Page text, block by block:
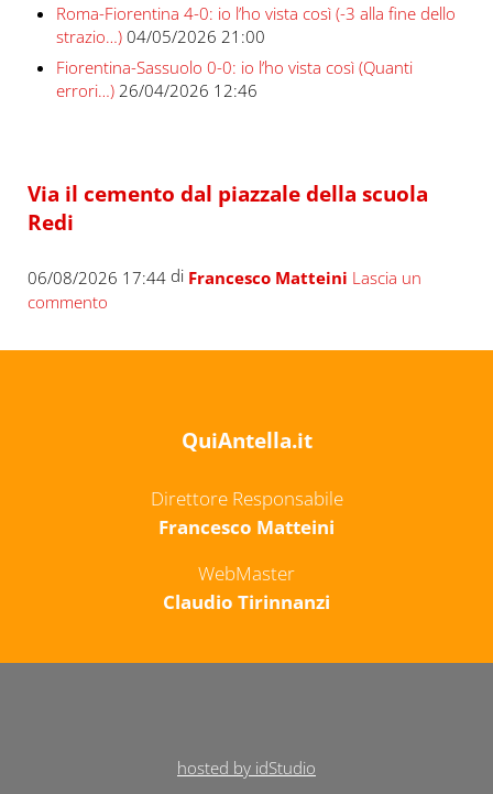
Roma-Fiorentina 4-0: io l’ho vista così (-3 alla fine dello
strazio…) 04/05/2026 21:00
Fiorentina-Sassuolo 0-0: io l’ho vista così (Quanti
errori…) 26/04/2026 12:46
Via il cemento dal piazzale della scuola
Redi
06/08/2026 17:44di Francesco Matteini Lascia un
commento
QuiAntella.it
Direttore Responsabile
Francesco Matteini
WebMaster
Claudio Tirinnanzi
hosted by idStudio